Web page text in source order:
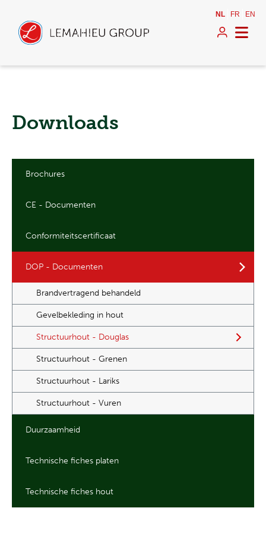
NL FR EN
Downloads
Brochures
CE - Documenten
Conformiteitscertificaat
DOP - Documenten
Brandvertragend behandeld
Gevelbekleding in hout
Structuurhout - Douglas
Structuurhout - Grenen
Structuurhout - Lariks
Structuurhout - Vuren
Duurzaamheid
Technische fiches platen
Technische fiches hout